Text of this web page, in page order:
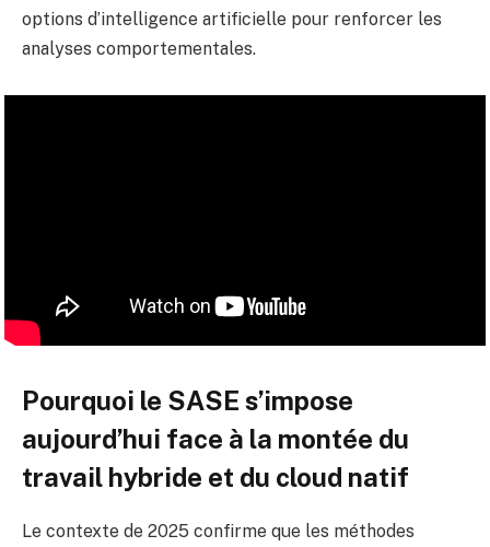
options d’intelligence artificielle pour renforcer les
analyses comportementales.
Pourquoi le SASE s’impose
aujourd’hui face à la montée du
travail hybride et du cloud natif
Le contexte de 2025 confirme que les méthodes